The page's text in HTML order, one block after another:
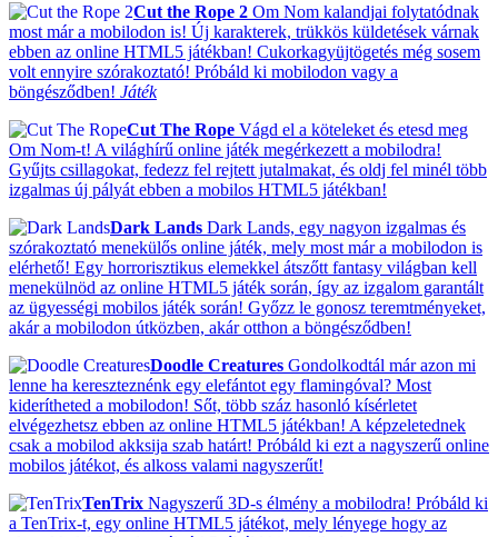
Cut the Rope 2 Om Nom kalandjai folytatódnak
most már a mobilodon is! Új karakterek, trükkös küldetések várnak
ebben az online HTML5 játékban! Cukorkagyüjtögetés még sosem
volt ennyire szórakoztató! Próbáld ki mobilodon vagy a
böngésződben! Játék
Cut The Rope Vágd el a köteleket és etesd meg
Om Nom-t! A világhírű online játék megérkezett a mobilodra!
Gyűjts csillagokat, fedezz fel rejtett jutalmakat, és oldj fel minél több
izgalmas új pályát ebben a mobilos HTML5 játékban!
Dark Lands Dark Lands, egy nagyon izgalmas és
szórakoztató menekülős online játék, mely most már a mobilodon is
elérhető! Egy horrorisztikus elemekkel átszőtt fantasy világban kell
menekülnöd az online HTML5 játék során, így az izgalom garantált
az ügyességi mobilos játék során! Győzz le gonosz teremtményeket,
akár a mobilodon útközben, akár otthon a böngésződben!
Doodle Creatures Gondolkodtál már azon mi
lenne ha kereszteznénk egy elefántot egy flamingóval? Most
kiderítheted a mobilodon! Sőt, több száz hasonló kísérletet
elvégezhetsz ebben az online HTML5 játékban! A képzeletednek
csak a mobilod akksija szab határt! Próbáld ki ezt a nagyszerű online
mobilos játékot, és alkoss valami nagyszerűt!
TenTrix Nagyszerű 3D-s élmény a mobilodra! Próbáld ki
a TenTrix-t, egy online HTML5 játékot, mely lényege hogy az